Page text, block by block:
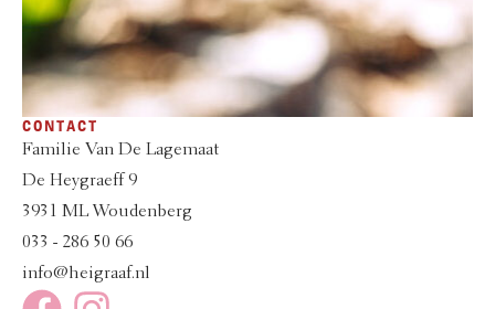
CONTACT
Familie Van De Lagemaat
De Heygraeff 9
3931 ML Woudenberg
033 - 286 50 66
info@heigraaf.nl